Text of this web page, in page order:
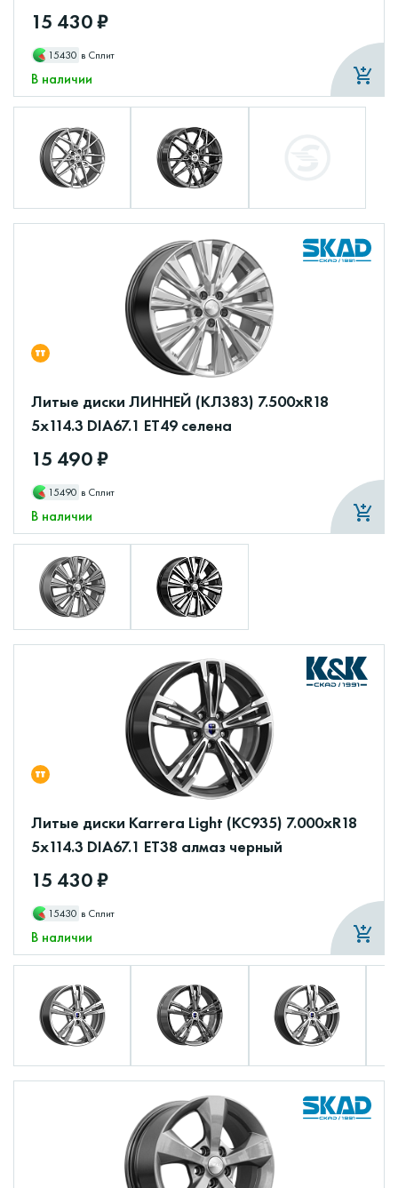
15 430 ₽
15430 в Сплит
В наличии
Литые диски ЛИННЕЙ (КЛ383) 7.500xR18
5x114.3 DIA67.1 ET49 селена
15 490 ₽
15490 в Сплит
В наличии
Литые диски Karrera Light (КС935) 7.000xR18
5x114.3 DIA67.1 ET38 алмаз черный
15 430 ₽
15430 в Сплит
В наличии